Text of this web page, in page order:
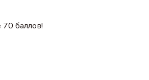
70 баллов!